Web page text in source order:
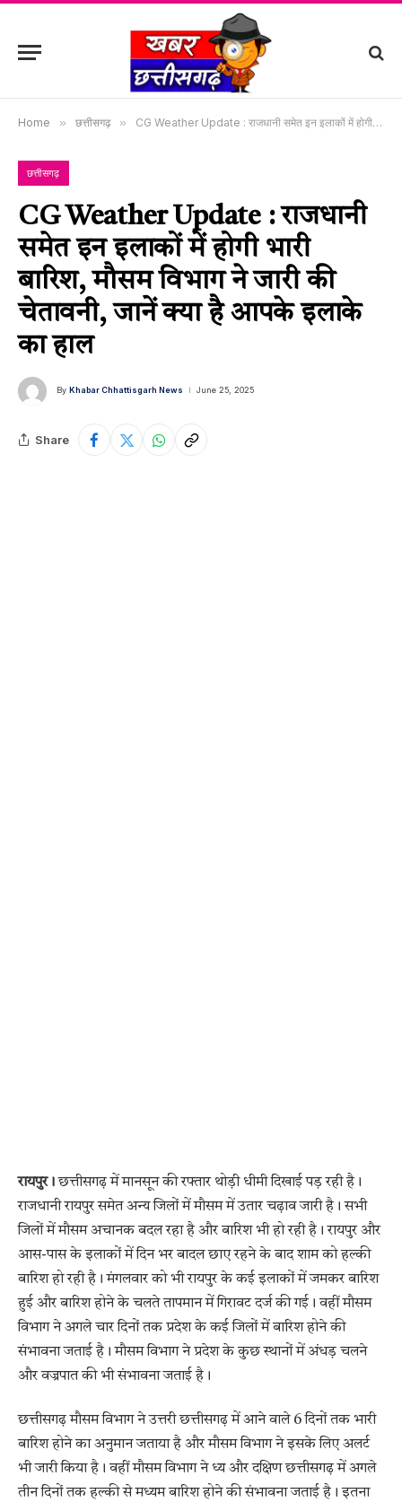
Home » छत्तीसगढ़ » CG Weather Update : राजधानी समेत इन इलाकों में होगी भारी बारिश, मौसम विभाग ने जारी की चेतावनी, जानें क्या है आपके इलाके का हाल
छत्तीसगढ़
CG Weather Update : राजधानी
समेत इन इलाकों में होगी भारी
बारिश, मौसम विभाग ने जारी की
चेतावनी, जानें क्या है आपके इलाके
का हाल
By Khabar Chhattisgarh News June 25, 2025
Share
रायपुर। छत्तीसगढ़ में मानसून की रफ्तार थोड़ी धीमी दिखाई पड़ रही है।
राजधानी रायपुर समेत अन्य जिलों में मौसम में उतार चढ़ाव जारी है। सभी
जिलों में मौसम अचानक बदल रहा है और बारिश भी हो रही है। रायपुर और
आस-पास के इलाकों में दिन भर बादल छाए रहने के बाद शाम को हल्की
बारिश हो रही है। मंगलवार को भी रायपुर के कई इलाकों में जमकर बारिश
हुई और बारिश होने के चलते तापमान में गिरावट दर्ज की गई। वहीं मौसम
विभाग ने अगले चार दिनों तक प्रदेश के कई जिलों में बारिश होने की
संभावना जताई है। मौसम विभाग ने प्रदेश के कुछ स्थानों में अंधड़ चलने
और वज्रपात की भी संभावना जताई है।
छत्तीसगढ़ मौसम विभाग ने उत्तरी छत्तीसगढ़ में आने वाले 6 दिनों तक भारी
बारिश होने का अनुमान जताया है और मौसम विभाग ने इसके लिए अलर्ट
भी जारी किया है। वहीं मौसम विभाग ने ध्य और दक्षिण छत्तीसगढ़ में अगले
तीन दिनों तक हल्की से मध्यम बारिश होने की संभावना जताई है। इतना